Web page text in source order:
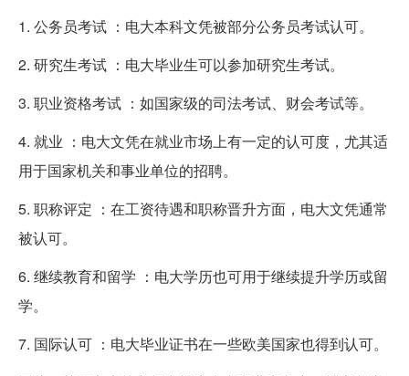
1. 公务员考试 ：电大本科文凭被部分公务员考试认可。
2. 研究生考试 ：电大毕业生可以参加研究生考试。
3. 职业资格考试 ：如国家级的司法考试、财会考试等。
4. 就业 ：电大文凭在就业市场上有一定的认可度，尤其适
用于国家机关和事业单位的招聘。
5. 职称评定 ：在工资待遇和职称晋升方面，电大文凭通常
被认可。
6. 继续教育和留学 ：电大学历也可用于继续提升学历或留
学。
7. 国际认可 ：电大毕业证书在一些欧美国家也得到认可。